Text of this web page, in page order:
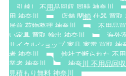
引越し 不用品回収 同時 神奈川
用 神奈川
店舗 閉鎖 什器 買取
居前 荷物整理 神奈川
不用品
い家具 買取 輸出 神奈川
海外
サイクルショップ 家具 家電 買取 神
者 神奈川
他社で断られた 不
業者 神奈川
神奈川 不用品回
見積もり無料 神奈川